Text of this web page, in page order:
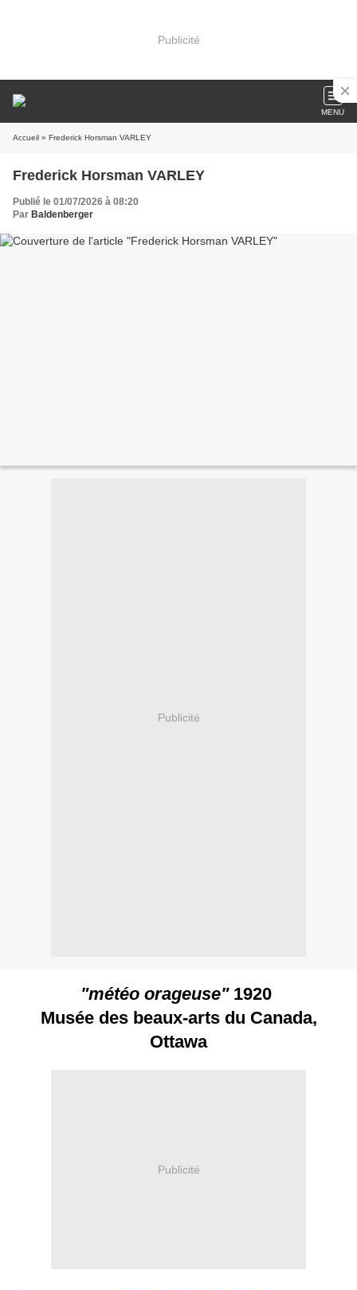
Publicité
MENU
Accueil » Frederick Horsman VARLEY
Frederick Horsman VARLEY
Publié le 01/07/2026 à 08:20
Par Baldenberger
Publicité
"météo orageuse"1920
Musée des beaux-arts du Canada,
Ottawa
Publicité